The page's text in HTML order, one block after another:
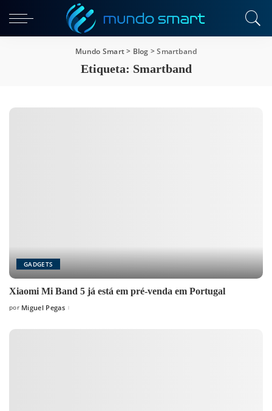
Mundo Smart> Blog >Smartband
Etiqueta: Smartband
GADGETS
Xiaomi Mi Band 5 já está em pré-venda em Portugal
Posted
por Miguel Pegas